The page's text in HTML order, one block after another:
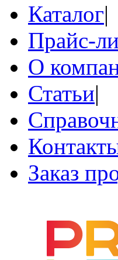
Каталог|
Прайс-
О
Статьи|
Заказ